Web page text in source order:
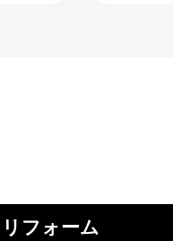
フォーム